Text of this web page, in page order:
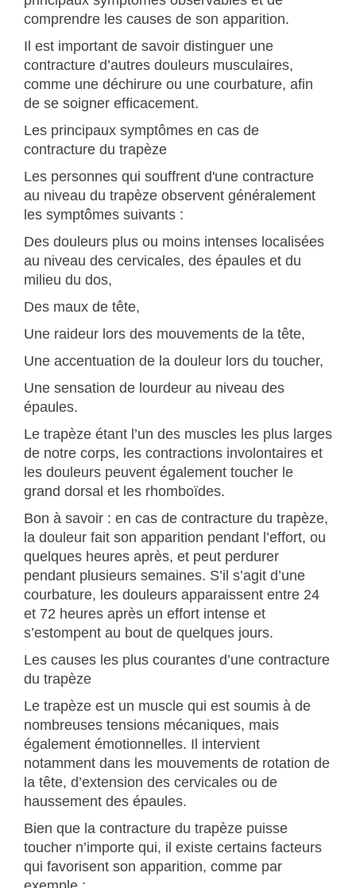
comprendre les causes de son apparition.
Il est important de savoir distinguer une
contracture d’autres douleurs musculaires,
comme une déchirure ou une courbature, afin
de se soigner efficacement.
Les principaux symptômes en cas de
contracture du trapèze
Les personnes qui souffrent d'une contracture
au niveau du trapèze observent généralement
les symptômes suivants :
Des douleurs plus ou moins intenses localisées
au niveau des cervicales, des épaules et du
milieu du dos,
Des maux de tête,
Une raideur lors des mouvements de la tête,
Une accentuation de la douleur lors du toucher,
Une sensation de lourdeur au niveau des
épaules.
Le trapèze étant l’un des muscles les plus larges
de notre corps, les contractions involontaires et
les douleurs peuvent également toucher le
grand dorsal et les rhomboïdes.
Bon à savoir : en cas de contracture du trapèze,
la douleur fait son apparition pendant l’effort, ou
quelques heures après, et peut perdurer
pendant plusieurs semaines. S’il s’agit d’une
courbature, les douleurs apparaissent entre 24
et 72 heures après un effort intense et
s’estompent au bout de quelques jours.
Les causes les plus courantes d’une contracture
du trapèze
Le trapèze est un muscle qui est soumis à de
nombreuses tensions mécaniques, mais
également émotionnelles. Il intervient
notamment dans les mouvements de rotation de
la tête, d’extension des cervicales ou de
haussement des épaules.
Bien que la contracture du trapèze puisse
toucher n’importe qui, il existe certains facteurs
qui favorisent son apparition, comme par